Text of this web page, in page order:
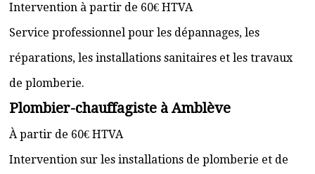
Intervention à partir de 60€ HTVA
Service professionnel pour les dépannages, les
réparations, les installations sanitaires et les travaux
de plomberie.
Plombier-chauffagiste à Amblève
À partir de 60€ HTVA
Intervention sur les installations de plomberie et de